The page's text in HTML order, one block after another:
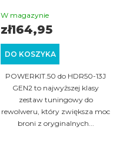
wynosi
5,0
na
5
gwiazdek.
W magazynie
DO KOSZYKA
zł164,95
POWERKIT.50 do HDR50-13J
GEN2 to najwyższej klasy
zestaw tuningowy do
rewolweru, który zwiększa moc
broni z oryginalnych...